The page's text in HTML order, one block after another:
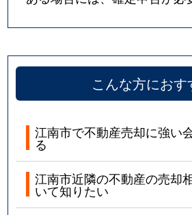
こんな方におす
江南市で不動産売却に強い
る
江南市近隣の不動産の売却
いて知りたい